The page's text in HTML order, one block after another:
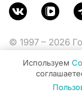
© 1997 – 2026
Министерства
коммуникаций
Используем